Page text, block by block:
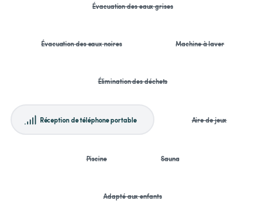
Évacuation des eaux grises
Évacuation des eaux noires Machine à laver
Élimination des déchets
Réception de téléphone portable Aire de jeux
Piscine Sauna
Adapté aux enfants